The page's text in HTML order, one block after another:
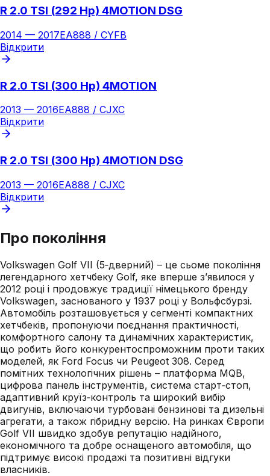
R 2.0 TSI (292 Hp) 4MOTION DSG
2014 — 2017EA888 / CYFB
Відкрити
R 2.0 TSI (300 Hp) 4MOTION
2013 — 2016EA888 / CJXC
Відкрити
R 2.0 TSI (300 Hp) 4MOTION DSG
2013 — 2016EA888 / CJXC
Відкрити
Про покоління
Volkswagen Golf VII (5‑дверний) – це сьоме покоління
легендарного хетчбеку Golf, яке вперше з’явилося у
2012 році і продовжує традиції німецького бренду
Volkswagen, заснованого у 1937 році у Вольфсбурзі.
Автомобіль розташовується у сегменті компактних
хетчбеків, пропонуючи поєднання практичності,
комфортного салону та динамічних характеристик,
що робить його конкурентоспроможним проти таких
моделей, як Ford Focus чи Peugeot 308. Серед
помітних технологічних рішень – платформа MQB,
цифрова панель інструментів, система старт‑стоп,
адаптивний круїз‑контроль та широкий вибір
двигунів, включаючи турбовані бензинові та дизельні
агрегати, а також гібридну версію. На ринках Європи
Golf VII швидко здобув репутацію надійного,
економічного та добре оснащеного автомобіля, що
підтримує високі продажі та позитивні відгуки
власників.